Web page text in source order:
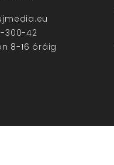
300-42
8-16 óráig